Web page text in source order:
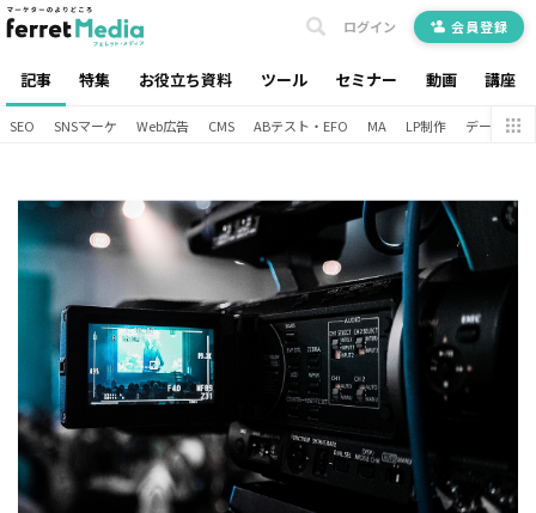
記事 特集 お役立ち資料 ツール セミナー 動画 講座
ログイン 会員登録
SEO SNSマーケ Web広告 CMS ABテスト・EFO MA LP制作 データ分析